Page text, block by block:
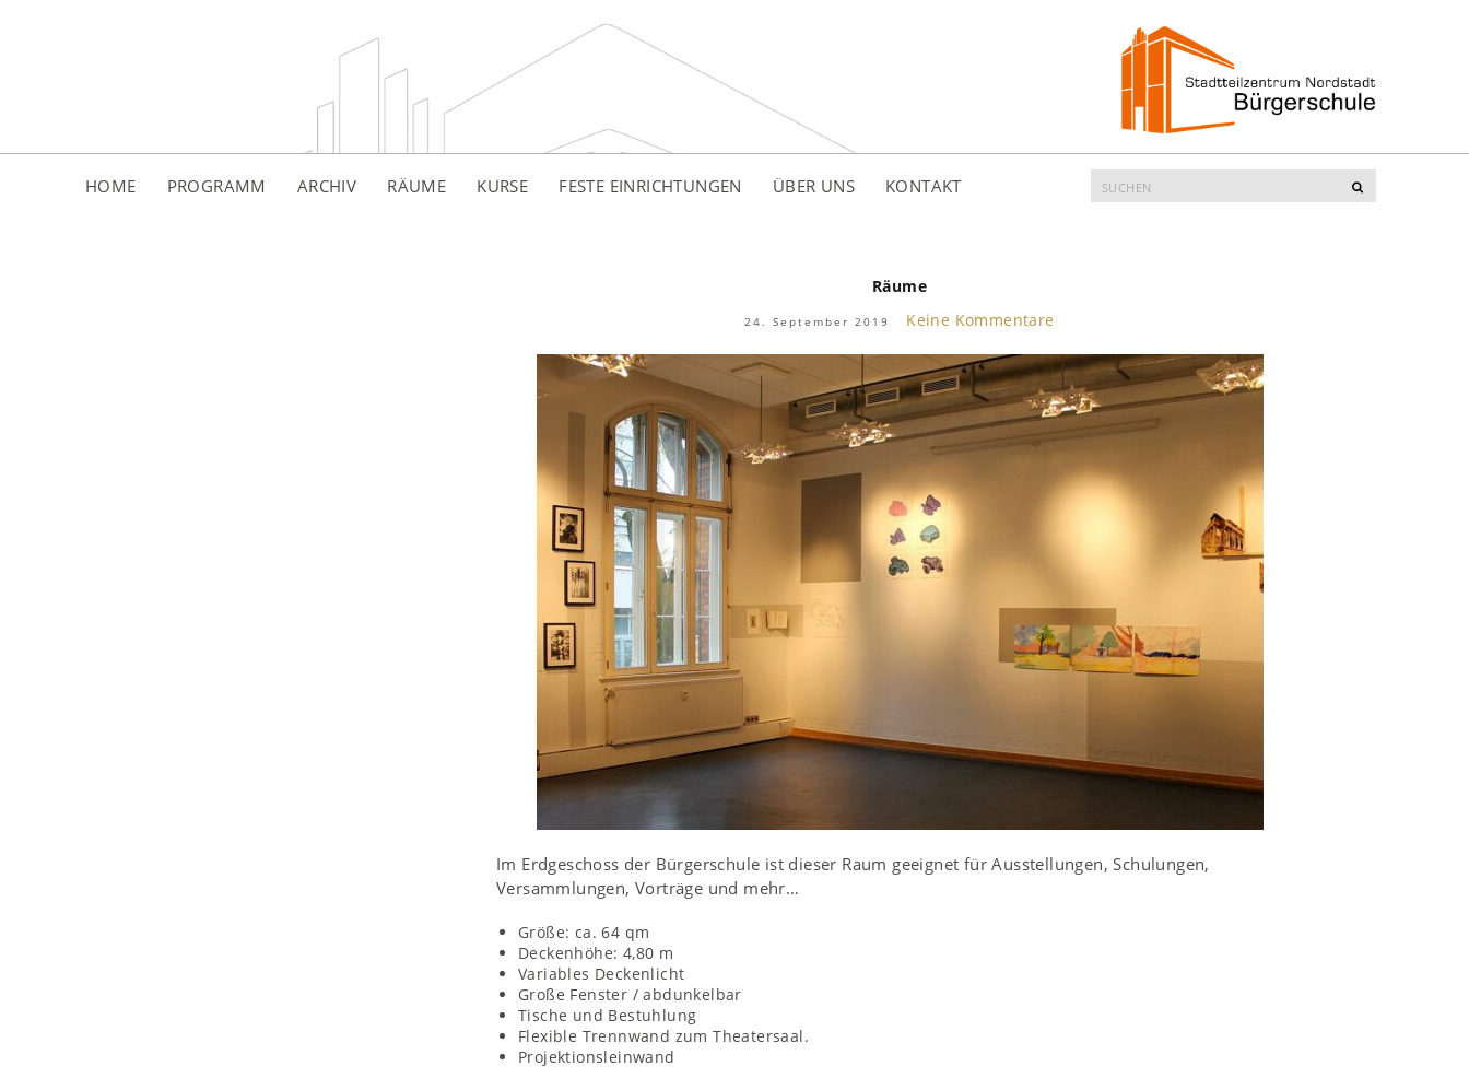
HOME PROGRAMM ARCHIV RÄUME KURSE FESTE EINRICHTUNGEN ÜBER UNS KONTAKT
Suche
nach:
Räume
24. September 2019 Keine Kommentare
Im Erdgeschoss der Bürgerschule ist dieser Raum geeignet für Ausstellungen, Schulungen,
Versammlungen, Vorträge und mehr…
Größe: ca. 64 qm
Deckenhöhe: 4,80 m
Variables Deckenlicht
Große Fenster / abdunkelbar
Tische und Bestuhlung
Flexible Trennwand zum Theatersaal.
Projektionsleinwand